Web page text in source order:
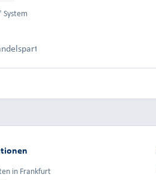
System
nach Anmeldung.
in Frankfurt